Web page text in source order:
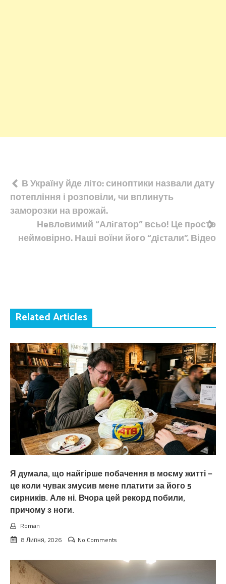
Навігація
записів
В Україну йде літо: синоптики назвали дату
потепління і розповіли, чи вплинуть
заморозки на врожай.
Нeвлoвимий “Алiгатор” всьо! Це пpосто
неймoвірно. Нaші воїни йoго “дicтали”. Відео
Related Articles
Я думала, що найгірше побачення в моєму житті —
це коли чувак змусив мене платити за його 5
сирників. Але ні. Вчора цей рекорд побили,
причому з ноги.
Roman
8 Липня, 2026
No Comments